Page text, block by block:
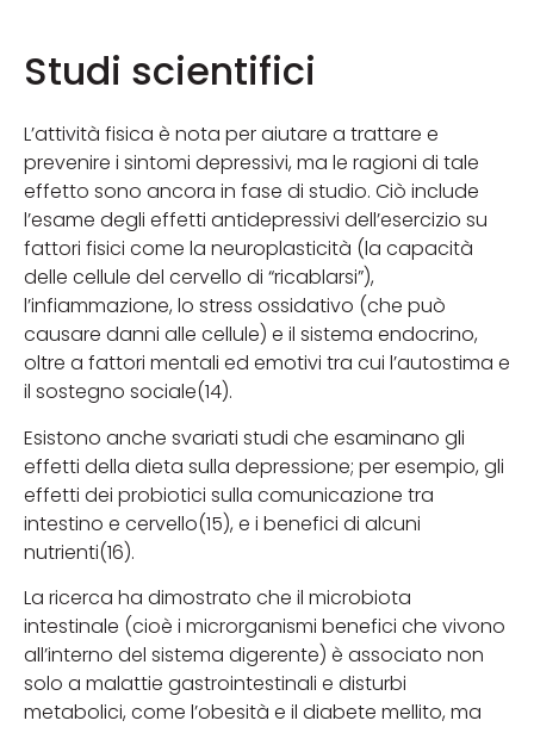
Studi scientifici
L’attività fisica è nota per aiutare a trattare e
prevenire i sintomi depressivi, ma le ragioni di tale
effetto sono ancora in fase di studio. Ciò include
l’esame degli effetti antidepressivi dell’esercizio su
fattori fisici come la neuroplasticità (la capacità
delle cellule del cervello di “ricablarsi”),
l’infiammazione, lo stress ossidativo (che può
causare danni alle cellule) e il sistema endocrino,
oltre a fattori mentali ed emotivi tra cui l’autostima e
il sostegno sociale(14).
Esistono anche svariati studi che esaminano gli
effetti della dieta sulla depressione; per esempio, gli
effetti dei probiotici sulla comunicazione tra
intestino e cervello(15), e i benefici di alcuni
nutrienti(16).
La ricerca ha dimostrato che il microbiota
intestinale (cioè i microrganismi benefici che vivono
all’interno del sistema digerente) è associato non
solo a malattie gastrointestinali e disturbi
metabolici, come l’obesità e il diabete mellito, ma